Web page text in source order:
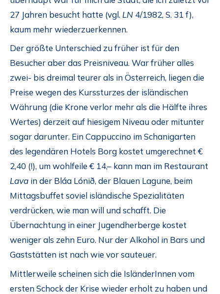
27 Jahren besucht hatte (vgl. LN 4/1982, S. 31 f),
kaum mehr wiederzuerkennen.
Der größte Unterschied zu früher ist für den
Besucher aber das Preisniveau. War früher alles
zwei- bis dreimal teurer als in Österreich, liegen die
Preise wegen des Kurssturzes der isländischen
Währung (die Krone verlor mehr als die Hälfte ihres
Wertes) derzeit auf hiesigem Niveau oder mitunter
sogar darunter. Ein Cappuccino im Schanigarten
des legendären Hotels Borg kostet umgerechnet €
2,40 (!), um wohlfeile € 14,– kann man im Restaurant
Lava in der Bláa Lónið, der Blauen Lagune, beim
Mittagsbuffet soviel isländische Spezialitäten
verdrücken, wie man will und schafft. Die
Übernachtung in einer Jugendherberge kostet
weniger als zehn Euro. Nur der Alkohol in Bars und
Gaststätten ist nach wie vor sauteuer.
Mittlerweile scheinen sich die IsländerInnen vom
ersten Schock der Krise wieder erholt zu haben und